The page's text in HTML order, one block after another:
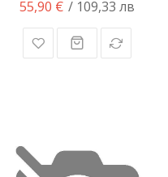
55,90 € / 109,33 лв